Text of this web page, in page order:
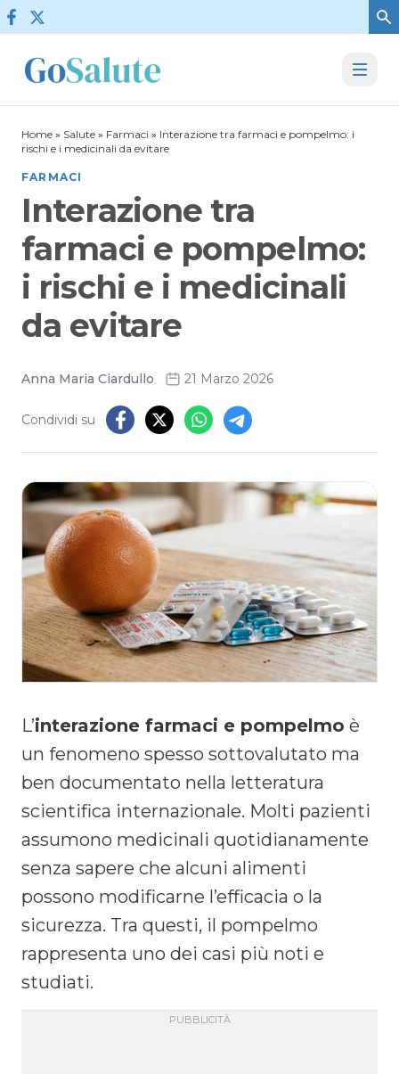
Vai al contenuto
Home » Salute » Farmaci » Interazione tra farmaci e pompelmo: i
rischi e i medicinali da evitare
FARMACI
Interazione tra
farmaci e pompelmo:
i rischi e i medicinali
da evitare
Anna Maria Ciardullo 21 Marzo 2026
Condividi su
L’interazione farmaci e pompelmo è
un fenomeno spesso sottovalutato ma
ben documentato nella letteratura
scientifica internazionale. Molti pazienti
assumono medicinali quotidianamente
senza sapere che alcuni alimenti
possono modificarne l’efficacia o la
sicurezza. Tra questi, il pompelmo
rappresenta uno dei casi più noti e
studiati.